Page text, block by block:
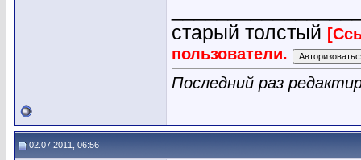
старый толстый
пользователи.
Последний раз
02.07.2011, 06:56